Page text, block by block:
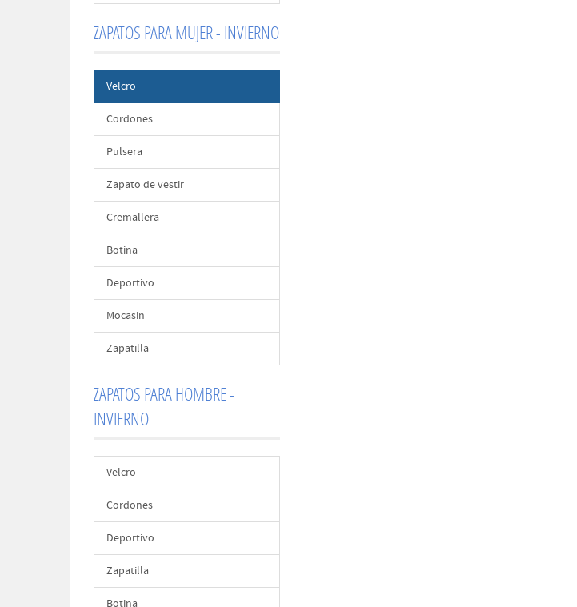
ZAPATOS PARA MUJER - INVIERNO
Velcro
Cordones
Pulsera
Zapato de vestir
Cremallera
Botina
Deportivo
Mocasin
Zapatilla
ZAPATOS PARA HOMBRE -
INVIERNO
Velcro
Cordones
Deportivo
Zapatilla
Botina